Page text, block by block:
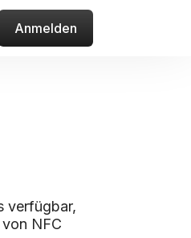
Anmelden
verfügbar,
NFC